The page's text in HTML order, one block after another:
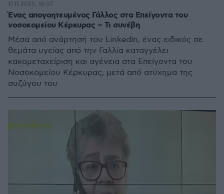
Ένας απογοητευμένος Γάλλος στα Επείγοντα του
νοσοκομείου Κέρκυρας – Τι συνέβη
Mέσα από ανάρτησή του LinkedIn, ένας ειδικός σε
θεμάτα υγείας από την Γαλλία καταγγέλει
κακομεταχείριση και αγένεια στα Επείγοντα του
Νοσοκομείου Κέρκυρας, μετά από ατύχημα της
συζύγου του
11.11.2025, 16:07